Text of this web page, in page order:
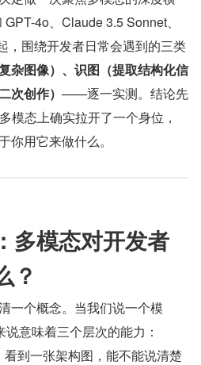
4o、Claude 3.5 Sonnet、
，围绕开发者日常会遇到的三类
杂图像）、识图（提取结构化信
次创作） ——逐一实测。结论先
模态上确实拉开了一个身位，
你用它来做什么。
多模态对开发者
？
一个概念。当我们说一个模
说意味着三个层次的能力：
看到一张架构图，能不能说清楚